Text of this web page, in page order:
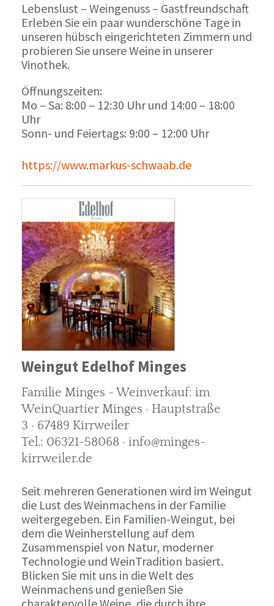
Lebenslust – Weingenuss – Gastfreundschaft
Erleben Sie ein paar wunderschöne Tage in
unseren hübsch eingerichteten Zimmern und
probieren Sie unsere Weine in unserer
Vinothek.
Öffnungszeiten:
Mo – Sa: 8:00 – 12:30 Uhr und 14:00 – 18:00
Uhr
Sonn- und Feiertags: 9:00 – 12:00 Uhr
https://www.markus-schwaab.de
Weingut Edelhof Minges
Familie Minges - Weinverkauf: im
WeinQuartier Minges · Hauptstraße
3 · 67489 Kirrweiler
Tel.: 06321-58068 · info@minges-
kirrweiler.de
Seit mehreren Generationen wird im Weingut
die Lust des Weinmachens in der Familie
weitergegeben. Ein Familien-Weingut, bei
dem die Weinherstellung auf dem
Zusammenspiel von Natur, moderner
Technologie und WeinTradition basiert.
Blicken Sie mit uns in die Welt des
Weinmachens und genießen Sie